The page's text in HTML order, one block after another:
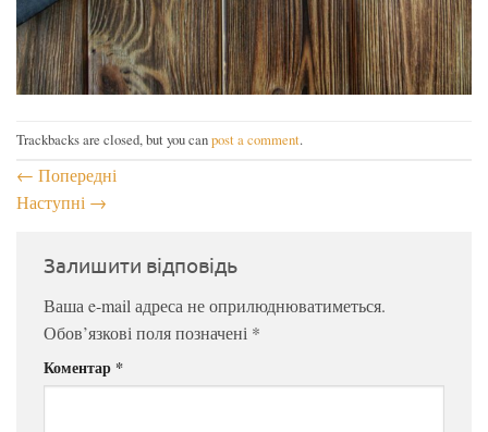
Trackbacks are closed, but you canpost a comment.
← Попередні
Наступні →
Залишити відповідь
Ваша e-mail адреса не оприлюднюватиметься.
Обов’язкові поля позначені *
Коментар *